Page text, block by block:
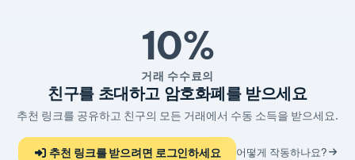
10%
거래 수수료의
친구를 초대하고 암호화폐를 받으세요
추천 링크를 공유하고 친구의 모든 거래에서 수동 소득을 받으세요.
추천 링크를 받으려면 로그인하세요 어떻게 작동하나요?